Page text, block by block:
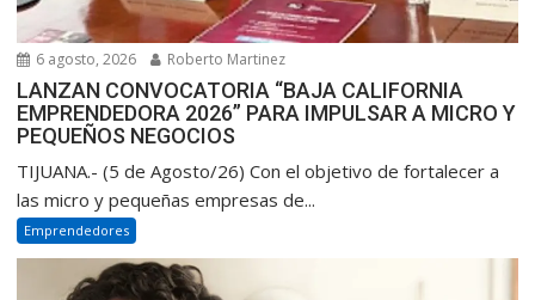
6 agosto, 2026 Roberto Martinez
LANZAN CONVOCATORIA “BAJA CALIFORNIA
EMPRENDEDORA 2026” PARA IMPULSAR A MICRO Y
PEQUEÑOS NEGOCIOS
TIJUANA.- (5 de Agosto/26) Con el objetivo de fortalecer a
las micro y pequeñas empresas de...
Emprendedores